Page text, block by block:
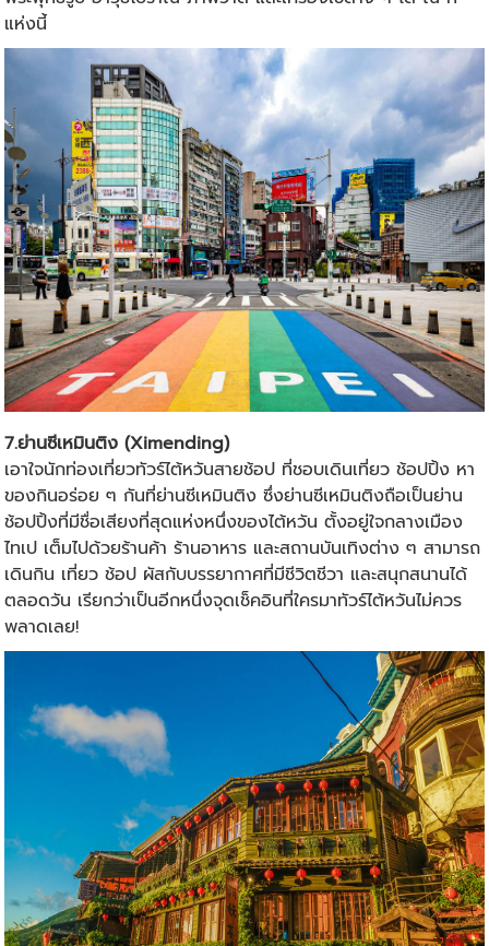
แห่งนี้
7.ย่านซีเหมินติง (Ximending)
เอาใจนักท่องเที่ยวทัวร์ไต้หวันสายช้อป ที่ชอบเดินเที่ยว ช้อปปิ้ง หา
ของกินอร่อย ๆ กันที่ย่านซีเหมินติง ซึ่งย่านซีเหมินติงถือเป็นย่าน
ช้อปปิ้งที่มีชื่อเสียงที่สุดแห่งหนึ่งของไต้หวัน ตั้งอยู่ใจกลางเมือง
ไทเป เต็มไปด้วยร้านค้า ร้านอาหาร และสถานบันเทิงต่าง ๆ สามารถ
เดินกิน เที่ยว ช้อป ผัสกับบรรยากาศที่มีชีวิตชีวา และสนุกสนานได้
ตลอดวัน เรียกว่าเป็นอีกหนึ่งจุดเช็คอินที่ใครมาทัวร์ไต้หวันไม่ควร
พลาดเลย!